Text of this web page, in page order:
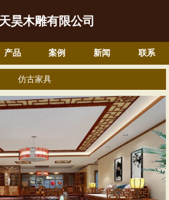
昊木雕有限公司
产品 案例 新闻 联系
仿古家具